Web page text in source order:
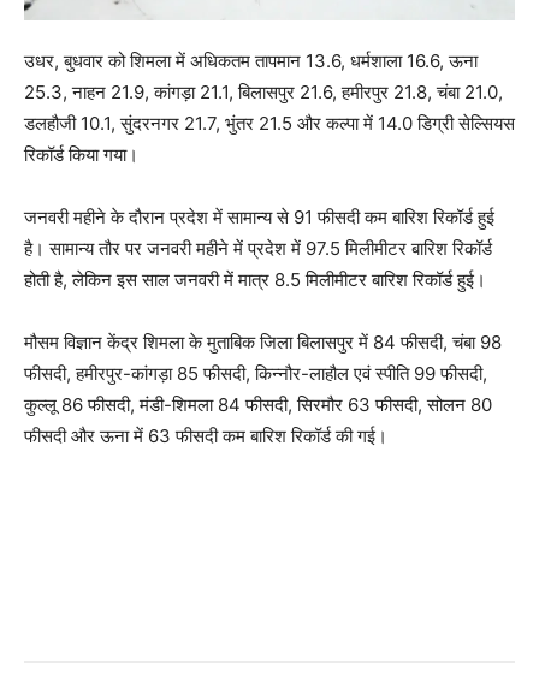
उधर, बुधवार को शिमला में अधिकतम तापमान 13.6, धर्मशाला 16.6, ऊना
25.3, नाहन 21.9, कांगड़ा 21.1, बिलासपुर 21.6, हमीरपुर 21.8, चंबा 21.0,
डलहौजी 10.1, सुंदरनगर 21.7, भुंतर 21.5 और कल्पा में 14.0 डिग्री सेल्सियस
रिकॉर्ड किया गया।
जनवरी महीने के दौरान प्रदेश में सामान्य से 91 फीसदी कम बारिश रिकॉर्ड हुई
है। सामान्य तौर पर जनवरी महीने में प्रदेश में 97.5 मिलीमीटर बारिश रिकॉर्ड
होती है, लेकिन इस साल जनवरी में मात्र 8.5 मिलीमीटर बारिश रिकॉर्ड हुई।
मौसम विज्ञान केंद्र शिमला के मुताबिक जिला बिलासपुर में 84 फीसदी, चंबा 98
फीसदी, हमीरपुर-कांगड़ा 85 फीसदी, किन्नौर-लाहौल एवं स्पीति 99 फीसदी,
कुल्लू 86 फीसदी, मंडी-शिमला 84 फीसदी, सिरमौर 63 फीसदी, सोलन 80
फीसदी और ऊना में 63 फीसदी कम बारिश रिकॉर्ड की गई।